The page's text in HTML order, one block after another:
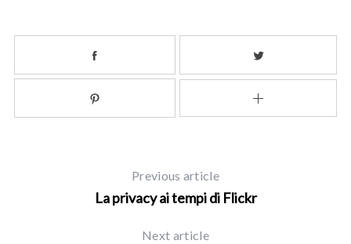
Previous article
La privacy ai tempi di Flickr
Next article